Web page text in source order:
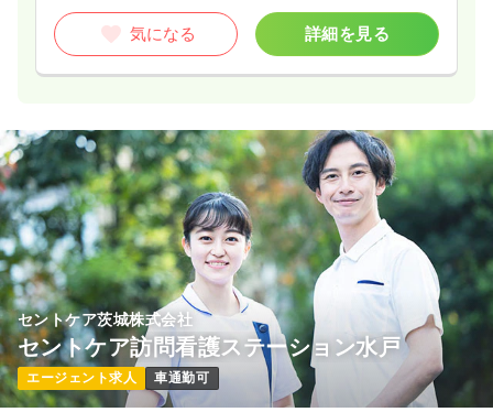
気になる 詳細を見る
セントケア茨城株式会社
セントケア訪問看護ステーション水戸
エージェント求人 車通勤可